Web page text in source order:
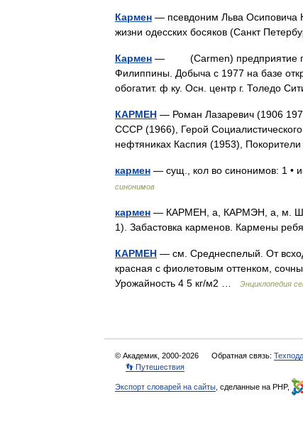
Кармен — псевдоним Льва Осиповича
жизни одесских босяков (Санкт
Кармен — (Carmen) предприятие по
Филиппины. Добыча с 1977 на базе
обогатит. ф ку. Осн. центр г. Толедо
КАРМЕН — Роман Лазаревич (1906
СССР (1966), Герой
нефтяниках Каспия (1953),
кармен — сущ., кол во синонимов: 1 •
синонимов
кармен — КАРМЕН, а, КАРМЭН, а, м.
1). Забастовка карменов. Кармены
КАРМЕН — см. Среднеспелый. От
красная с фиолетовым оттенком,
Урожайность 4 5 кг/м2 …
Энциклопедия
© Академик, 2000-2026 Обратная связь:
👣 Путешествия
Экспорт словарей на сайты , сделанные на PHP,